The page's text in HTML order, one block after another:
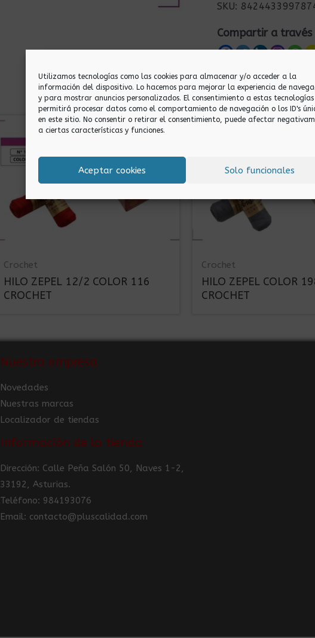
Utilizamos tecnologías como las cookies para almacenar y/o acceder a la
información del dispositivo. Lo hacemos para mejorar la experiencia de
y para mostrar anuncios personalizados. El consentimiento a estas tecnologías
permitirá procesar datos como el comportamiento de navegación o los ID's
en este sitio. No consentir o retirar el consentimiento, puede afectar
a ciertas características y funciones.
Aceptar cookies Solo funcionales
SKU:
Compartir a través
Crochet
HILO ZEPEL 12/2 COLOR 116
CROCHET
Crochet
HILO ZEPEL COLOR
CROCHET
Nuestra empresa
Novedades
Nuestras marcas
Localizador de tiendas
Información de la tienda
Dirección: Calle Peña Salón 50, Naves 1-2,
33192, Asturias.
Teléfono: 984193076
Email: contacto@pluscalidad.com